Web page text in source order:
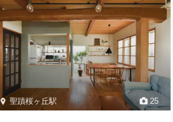
25
聖蹟桜ヶ丘駅